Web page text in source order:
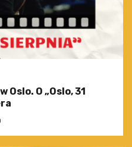
O „Oslo, 31